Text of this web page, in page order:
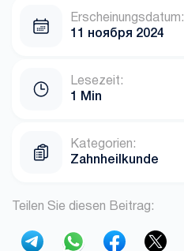
Erscheinungsdatum:
11 ноября 2024
Lesezeit:
1 Min
Kategorien:
Zahnheilkunde
Teilen Sie diesen Beitrag: